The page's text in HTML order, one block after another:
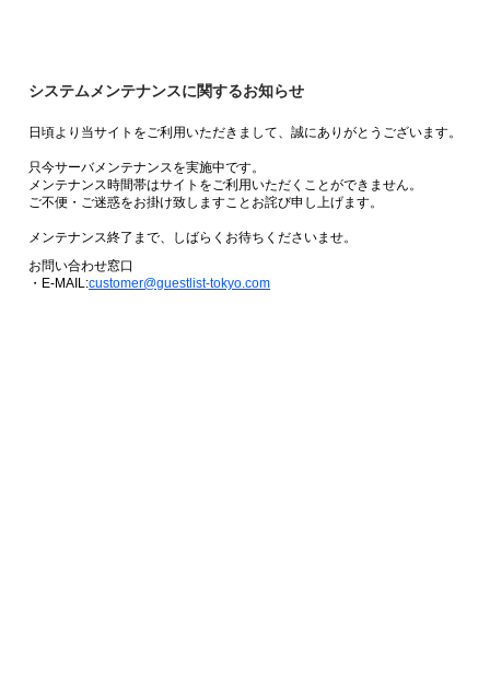
システムメンテナンスに関するお知らせ
日頃より当サイトをご利用いただきまして、誠にありがとうございます。
只今サーバメンテナンスを実施中です。
メンテナンス時間帯はサイトをご利用いただくことができません。
ご不便・ご迷惑をお掛け致しますことお詫び申し上げます。
メンテナンス終了まで、しばらくお待ちくださいませ。
お問い合わせ窓口
・E-MAIL:customer@guestlist-tokyo.com